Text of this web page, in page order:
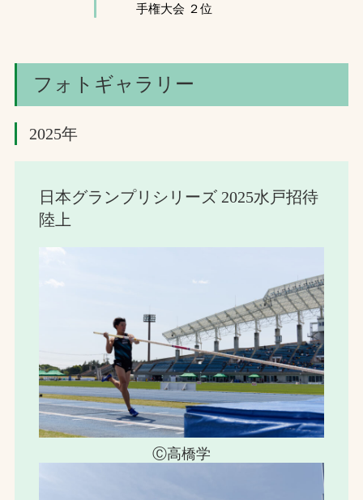
手権大会 ２位
フォトギャラリー
2025年
日本グランプリシリーズ 2025水戸招待
陸上
Ⓒ高橋学